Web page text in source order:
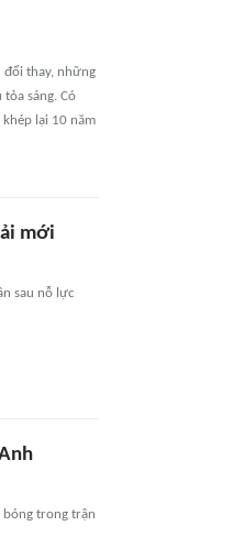
đổi thay, những
sáng. Có
lại 10 năm
mới
sau nỗ lực
bóng trong trận